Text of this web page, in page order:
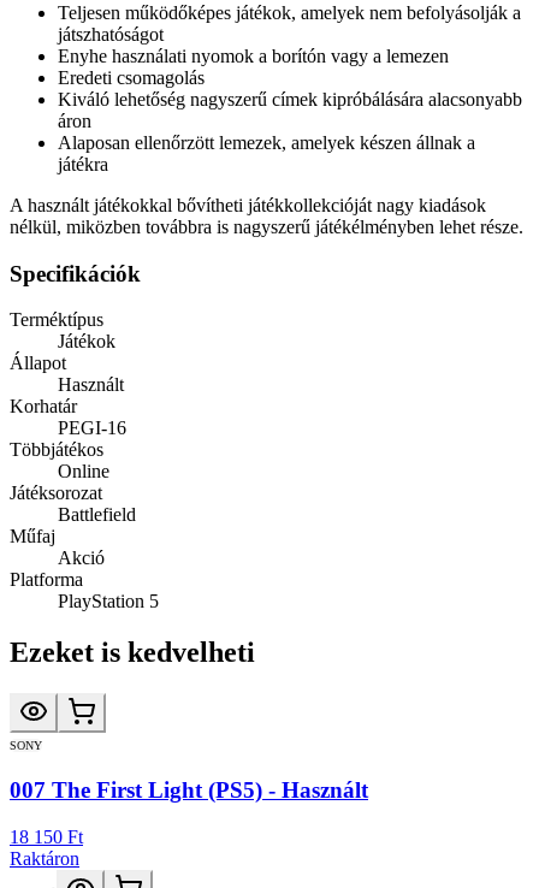
Teljesen működőképes játékok, amelyek nem befolyásolják a
játszhatóságot
Enyhe használati nyomok a borítón vagy a lemezen
Eredeti csomagolás
Kiváló lehetőség nagyszerű címek kipróbálására alacsonyabb
áron
Alaposan ellenőrzött lemezek, amelyek készen állnak a
játékra
A használt játékokkal bővítheti játékkollekcióját nagy kiadások
nélkül, miközben továbbra is nagyszerű játékélményben lehet része.
Specifikációk
Terméktípus
Játékok
Állapot
Használt
Korhatár
PEGI-16
Többjátékos
Online
Játéksorozat
Battlefield
Műfaj
Akció
Platforma
PlayStation 5
Ezeket is kedvelheti
SONY
007 The First Light (PS5) - Használt
18 150 Ft
Raktáron